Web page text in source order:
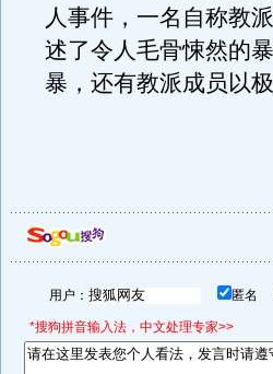
人事件，一名自称教
述了令人毛骨悚然的
暴，还有教派成员以
用户： 匿名
*搜狗拼音输入法，中文处理专家>>